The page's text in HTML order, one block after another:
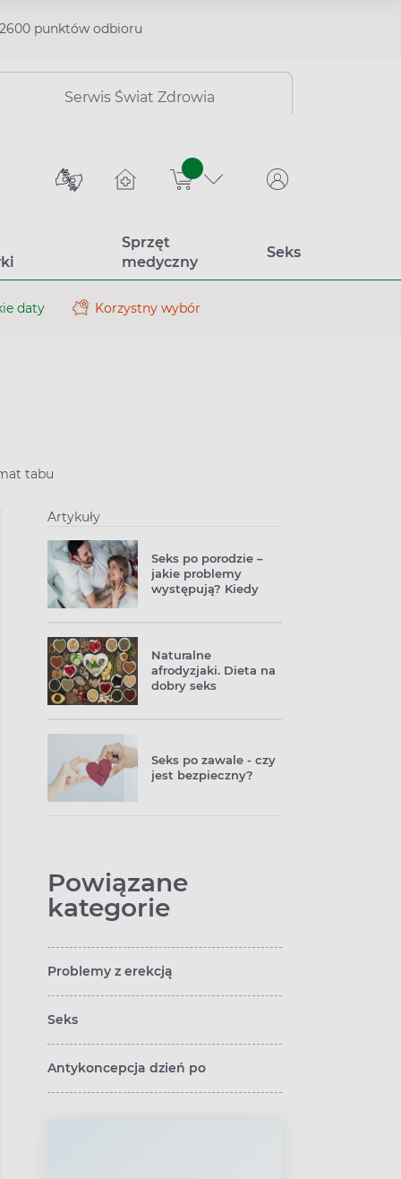
2600 punktów odbioru
Serwis Świat Zdrowia
sztuk
Sprzęt
medyczny
Seks
daty Korzystny wybór
tabu
Artykuły
Seks po porodzie –
jakie problemy
występują? Kiedy
Naturalne
afrodyzjaki. Dieta na
dobry seks
Seks po zawale - czy
jest bezpieczny?
Powiązane
kategorie
Problemy z erekcją
Seks
Antykoncepcja dzień po